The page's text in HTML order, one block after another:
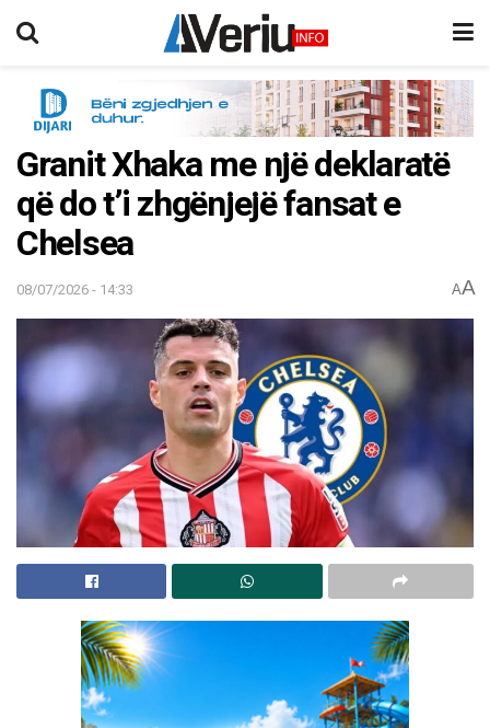
Granit Xhaka me një deklaratë
që do t’i zhgënjejë fansat e
Chelsea
08/07/2026 - 14:33 AA